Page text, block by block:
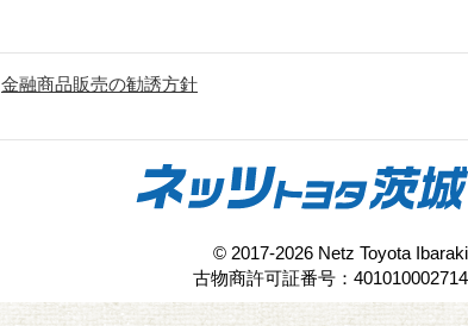
金融商品販売の勧誘方針
© 2017-2026 Netz Toyota Ibaraki
古物商許可証番号：401010002714